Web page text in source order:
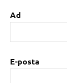
Ad
E-posta